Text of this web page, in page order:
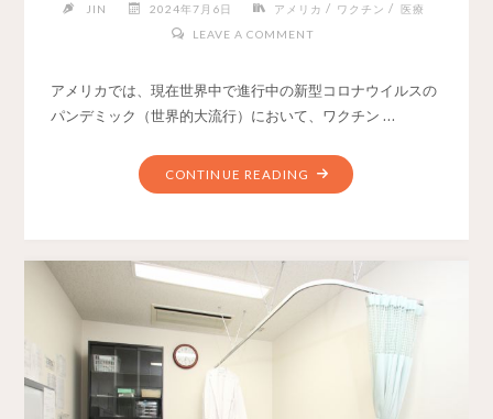
JIN 2024年7月6日 アメリカ / ワクチン / 医療
LEAVE A COMMENT
アメリカでは、現在世界中で進行中の新型コロナウイルスの
パンデミック（世界的大流行）において、ワクチン …
CONTINUE READING